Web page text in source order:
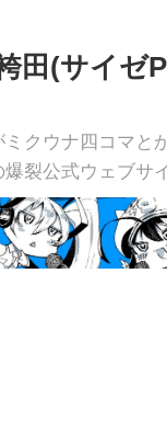
田(サイゼ
クウナ四コマと
裂公式ウェブサ